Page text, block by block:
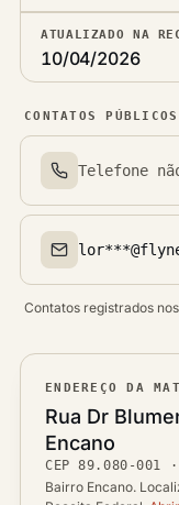
ATUALIZADO NA
10/04/2026
CONTATOS PÚBLICOS
Telefone(s)
Telefone
Email(s)
Contatos registrados
ENDEREÇO DA
Rua Dr
Bairro
Encano
CEP
CEP89.080-001 ·
Cidade / UF
Bairro Encano.